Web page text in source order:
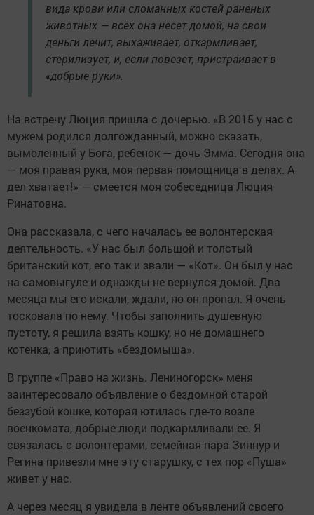
вида крови или сломанных костей раненых
животных — всех она несет домой, на свои
деньги лечит, выхаживает, откармливает,
стерилизует, и, если повезет, пристраивает в
«добрые руки».
На встречу Люция пришла с дочерью. «В 2015 у нас с
мужем родился долгожданный, можно сказать,
вымоленный у Бога, ребенок — дочь Эмма. Сегодня она
— моя правая рука, моя первая помощница в делах. А
дел хватает!» — смеется моя собеседница Люция
Ринатовна.
Она рассказала, с чего началась ее волонтерская
деятельность. «У нас был большой и толстый
британский кот, его так и звали — «Кот». Он был у нас
на самовыгуле и однажды не вернулся домой. Два
месяца мы его искали, ждали, но он пропал. Я очень
тосковала по нему. Чтобы заполнить душевную
пустоту, я решила взять кошку, но не домашнего
котенка, а приютить «бездомыша».
В группе «Право на жизнь. Лениногорск» меня
заинтересовало объявление о бездомной старой
беззубой кошке, которая ютилась где-то возле
военкомата, добрые люди подкармливали ее. Я
связалась с волонтерами, семейная пара Зиннур и
Регина привезли мне эту старушку, с тех пор «Пуша»
живет у нас.
А через месяц я увидела в ленте объявлений своего